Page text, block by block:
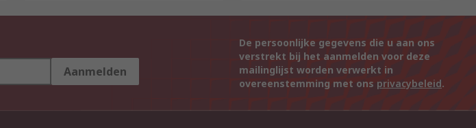
Aanmelden
De persoonlijke gegevens die u aan ons
verstrekt bij het aanmelden voor deze
mailinglijst worden verwerkt in
overeenstemming met ons privacybeleid.